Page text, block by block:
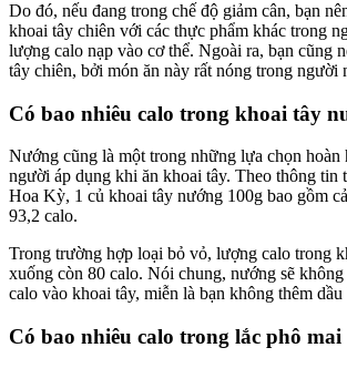
Do đó, nếu đang trong chế độ giảm cân, bạn
khoai tây chiên với các thực phẩm khác trong
lượng calo nạp vào cơ thể. Ngoài ra, bạn cũng
tây chiên, bởi món ăn này rất nóng trong người
Có bao nhiêu calo trong khoai tây
Nướng cũng là một trong những lựa chọn hoàn
người áp dụng khi ăn khoai tây. Theo thông tin
Hoa Kỳ, 1 củ khoai tây nướng 100g bao gồm
93,2 calo.
Trong trường hợp loại bỏ vỏ, lượng calo trong
xuống còn 80 calo. Nói chung, nướng sẽ không
calo vào khoai tây, miễn là bạn không thêm
Có bao nhiêu calo trong lắc phô mai